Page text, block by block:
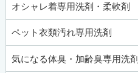
オシャレ着専用洗剤・柔軟剤
ペット衣類汚れ専用洗剤
気になる体臭・加齢臭専用洗剤